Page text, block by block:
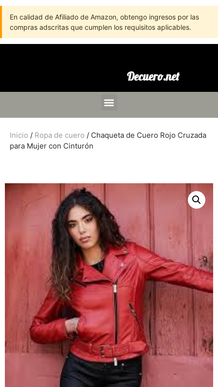
En calidad de Afiliado de Amazon, obtengo ingresos por las
compras adscritas que cumplen los requisitos aplicables.
Decuero.net
Inicio / Ropa de cuero / Chaqueta de Cuero Rojo Cruzada
para Mujer con Cinturón